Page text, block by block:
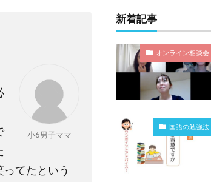
小6男子ママ
てたという
新着記事
オンライン相談会
国語の勉強法